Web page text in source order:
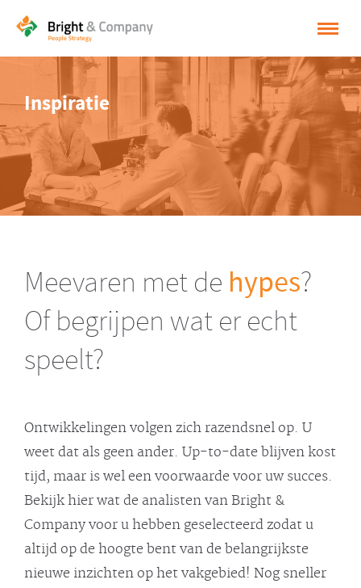
OPLOSSINGEN
CASES
INSPIRATIE
OVER BRIGHT & COMPANY
NEDERLANDS
ENGLISH
Inspiratie
Meevaren met de hypes?
Of begrijpen wat er echt
speelt?
Ontwikkelingen volgen zich razendsnel op. U
weet dat als geen ander. Up-to-date blijven kost
tijd, maar is wel een voorwaarde voor uw succes.
Bekijk hier wat de analisten van Bright &
Company voor u hebben geselecteerd zodat u
altijd op de hoogte bent van de belangrijkste
nieuwe inzichten op het vakgebied! Nog sneller